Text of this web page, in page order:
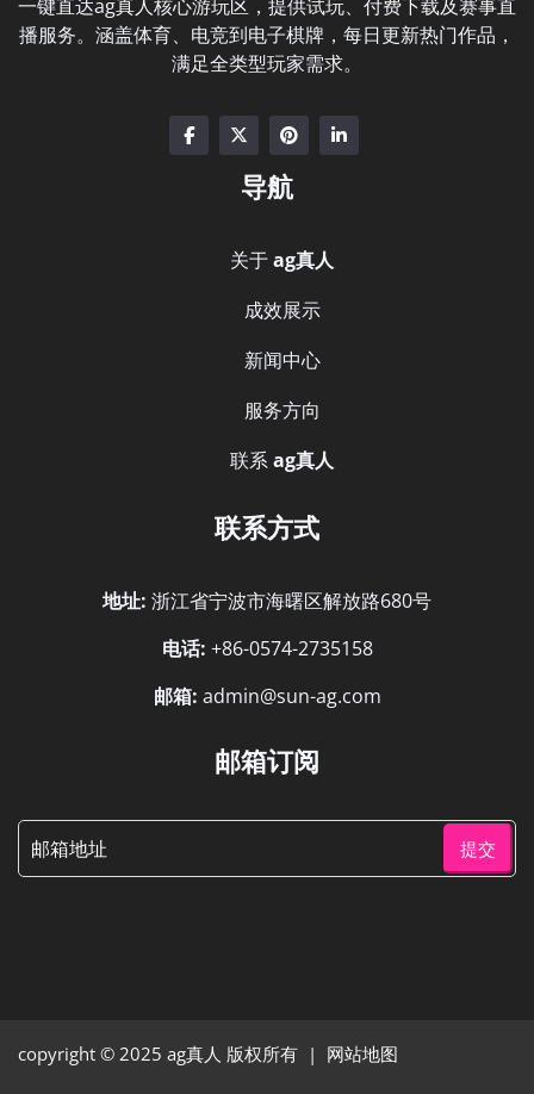
一键直达ag真人核心游玩区，提供试玩、付费下载及赛事直
播服务。涵盖体育、电竞到电子棋牌，每日更新热门作品，
满足全类型玩家需求。
导航
关于ag真人
成效展示
新闻中心
服务方向
联系ag真人
联系方式
地址: 浙江省宁波市海曙区解放路680号
电话: +86-0574-2735158
邮箱: admin@sun-ag.com
邮箱订阅
提交
copyright © 2025 ag真人 版权所有 | 网站地图